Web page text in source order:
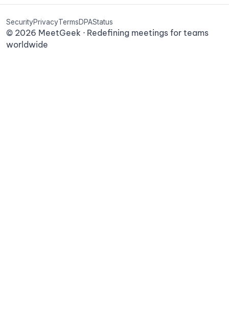
© 2026 MeetGeek · Redefining meetings for teams
worldwide
SecurityPrivacyTermsDPAStatus